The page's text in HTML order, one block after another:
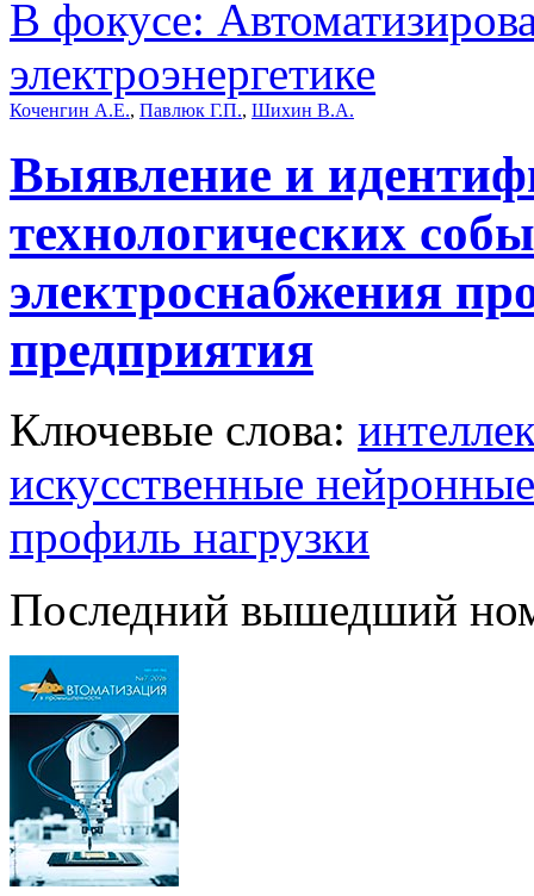
В фокусе:
электроэнергетике
Коченгин А.Е., Павлюк Г.П., Шихин В.А.
Выявление и
технологических
электроснабжения
предприятия
Ключевые слова:
искусственные
профиль нагрузки
Последний вышедший